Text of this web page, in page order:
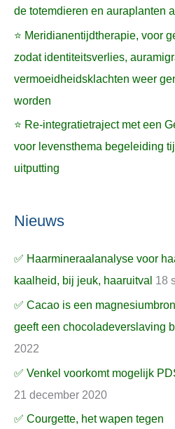
de totemdieren en auraplanten
⭐ Meridianentijdtherapie, voor
zodat identiteitsverlies,
vermoeidheidsklachten weer
worden
⭐ Re-integratietraject met een
voor levensthema begeleiding
uitputting
Nieuws
✅ Haarmineraalanalyse voor
kaalheid, bij jeuk, haaruitval 18
✅ Cacao is een
geeft een chocoladeverslaving
2022
✅ Venkel voorkomt mogelijk
21 december 2020
✅ Courgette, het wapen tegen